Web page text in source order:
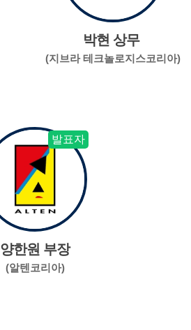
박현 상무
(지브라 테크놀로지스코리아)
발표자
양한원 부장
(알텐코리아)